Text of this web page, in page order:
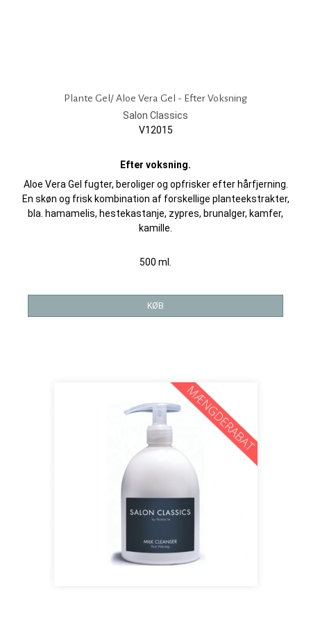
Plante Gel/ Aloe Vera Gel - Efter Voksning
Salon Classics
V12015
Efter voksning.
Aloe Vera Gel fugter, beroliger og opfrisker efter hårfjerning.
En skøn og frisk kombination af forskellige planteekstrakter,
bla. hamamelis, hestekastanje, zypres, brunalger, kamfer,
kamille.
500 ml.
KØB